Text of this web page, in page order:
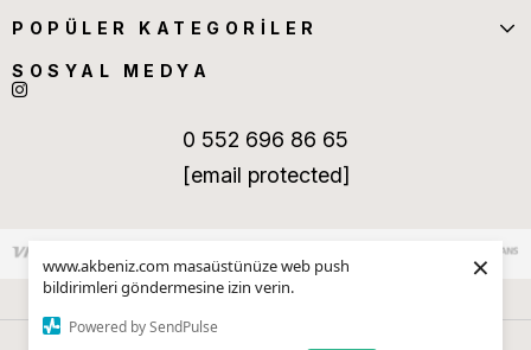
www.akbeniz.com masaüstünüze web push
bildirimleri göndermesine izin verin.
Powered by SendPulse
×
POPÜLER KATEGORİLER
SOSYAL MEDYA
0 552 696 86 65
[email protected]